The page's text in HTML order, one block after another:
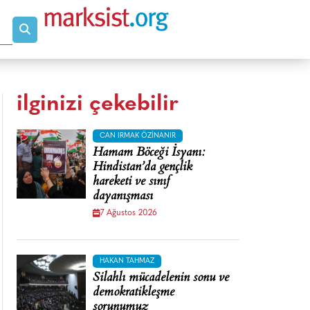
ilginizi çekebilir
CAN IRMAK ÖZINANIR
Hamam Böceği İsyanı:
Hindistan’da gençlik
hareketi ve sınıf
dayanışması
7 Ağustos 2026
HAKAN TAHMAZ
Silahlı mücadelenin sonu ve
demokratikleşme